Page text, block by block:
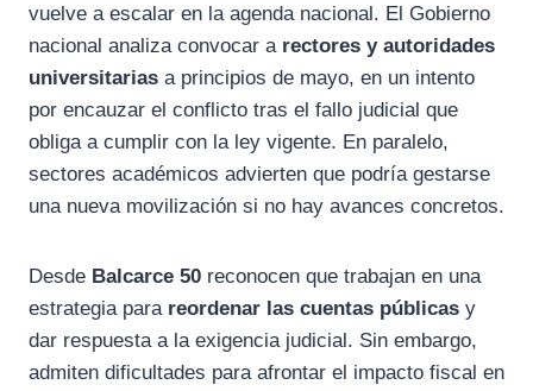
e
b
k
e
g
a
m
s
p
p
vuelve a escalar en la agenda nacional. El Gobierno
nacional analiza convocar a rectores y autoridades
universitarias a principios de mayo, en un intento
por encauzar el conflicto tras el fallo judicial que
obliga a cumplir con la ley vigente. En paralelo,
sectores académicos advierten que podría gestarse
una nueva movilización si no hay avances concretos.
Desde Balcarce 50 reconocen que trabajan en una
estrategia para reordenar las cuentas públicas y
dar respuesta a la exigencia judicial. Sin embargo,
admiten dificultades para afrontar el impacto fiscal en